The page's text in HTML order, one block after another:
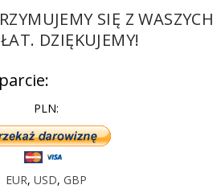
SIĘ Z WASZYCH
DZIĘKUJEMY!
PLN:
EUR,USD,GBP